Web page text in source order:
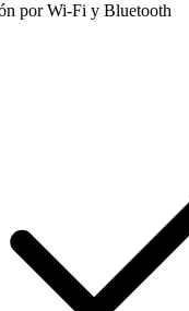
por Wi-Fi y Bluetooth